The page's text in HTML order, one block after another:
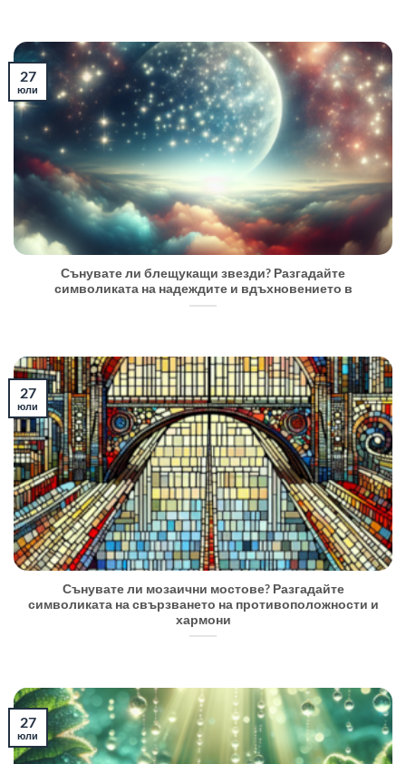
Сънувате ли блещукащи звезди? Разгадайте
символиката на надеждите и вдъхновението в
27
юли
Сънувате ли мозаични мостове? Разгадайте
символиката на свързването на противоположности и
хармони
27
юли
27
юли